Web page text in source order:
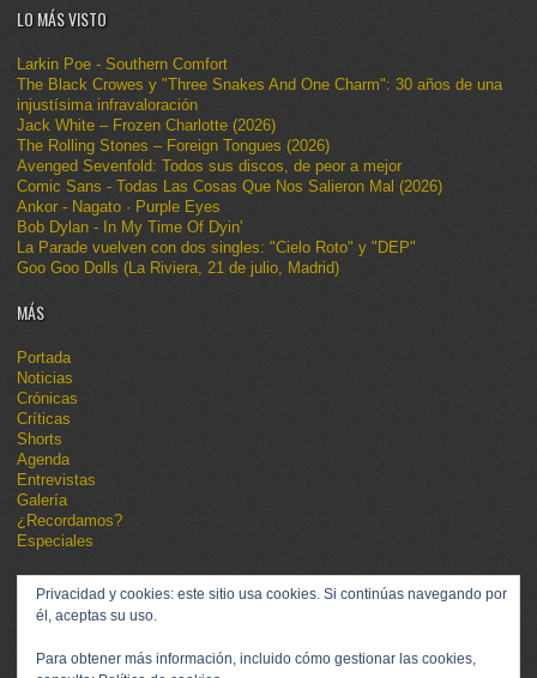
LO MÁS VISTO
Larkin Poe - Southern Comfort
The Black Crowes y "Three Snakes And One Charm": 30 años de una
injustísima infravaloración
Jack White – Frozen Charlotte (2026)
The Rolling Stones – Foreign Tongues (2026)
Avenged Sevenfold: Todos sus discos, de peor a mejor
Comic Sans - Todas Las Cosas Que Nos Salieron Mal (2026)
Ankor - Nagato · Purple Eyes
Bob Dylan - In My Time Of Dyin'
La Parade vuelven con dos singles: "Cielo Roto" y "DEP"
Goo Goo Dolls (La Riviera, 21 de julio, Madrid)
MÁS
Portada
Noticias
Crónicas
Críticas
Shorts
Agenda
Entrevistas
Galería
¿Recordamos?
Especiales
Privacidad y cookies: este sitio usa cookies. Si continúas navegando por
él, aceptas su uso.
Para obtener más información, incluido cómo gestionar las cookies,